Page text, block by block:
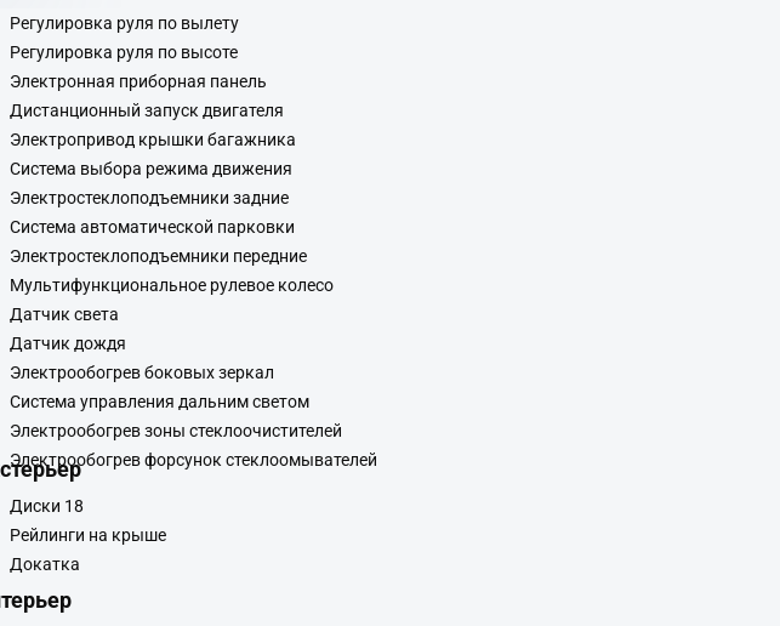
Регулировка руля по вылету
Регулировка руля по высоте
Электронная приборная панель
Дистанционный запуск двигателя
Электропривод крышки багажника
Система выбора режима движения
Электростеклоподъемники задние
Система автоматической парковки
Электростеклоподъемники передние
Мультифункциональное рулевое колесо
Датчик света
Датчик дождя
Электрообогрев боковых зеркал
Система управления дальним светом
Электрообогрев зоны стеклоочистителей
Электрообогрев форсунок стеклоомывателей
Диски 18
Рейлинги на крыше
Докатка